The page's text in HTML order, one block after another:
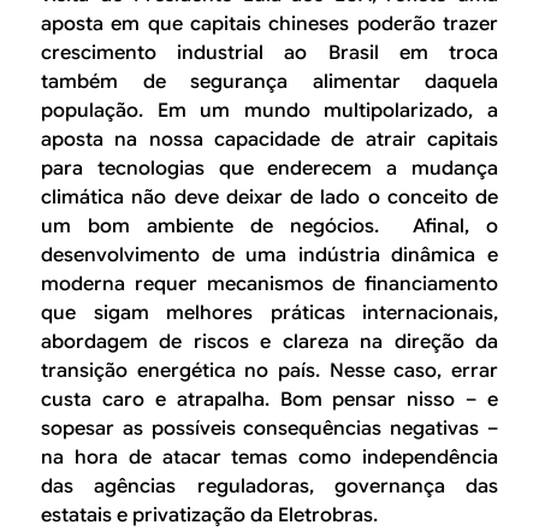
aposta em que capitais chineses poderão trazer
crescimento industrial ao Brasil em troca
também de segurança alimentar daquela
população. Em um mundo multipolarizado, a
aposta na nossa capacidade de atrair capitais
para tecnologias que enderecem a mudança
climática não deve deixar de lado o conceito de
um bom ambiente de negócios. Afinal, o
desenvolvimento de uma indústria dinâmica e
moderna requer mecanismos de financiamento
que sigam melhores práticas internacionais,
abordagem de riscos e clareza na direção da
transição energética no país. Nesse caso, errar
custa caro e atrapalha. Bom pensar nisso – e
sopesar as possíveis consequências negativas –
na hora de atacar temas como independência
das agências reguladoras, governança das
estatais e privatização da Eletrobras.